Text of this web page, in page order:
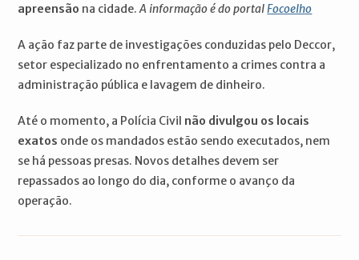
apreensão na cidade.A informação é do portal Focoelho
A ação faz parte de investigações conduzidas pelo Deccor,
setor especializado no enfrentamento a crimes contra a
administração pública e lavagem de dinheiro.
Até o momento, a Polícia Civil não divulgou os locais
exatos onde os mandados estão sendo executados, nem
se há pessoas presas. Novos detalhes devem ser
repassados ao longo do dia, conforme o avanço da
operação.